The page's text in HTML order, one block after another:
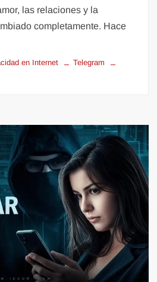
las relaciones y la
completamente. Hace
en Internet
Telegram